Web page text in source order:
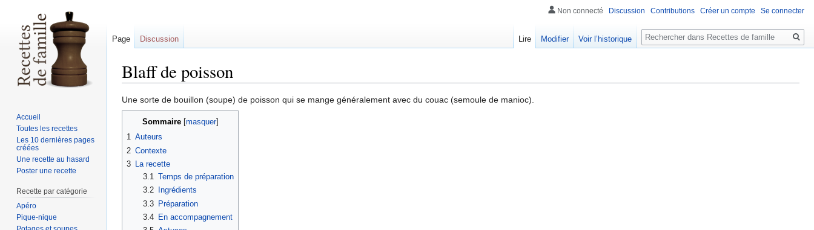
Blaff de poisson
Sauter
à
navigation
Sauter
à
recherche
Une sorte de bouillon (soupe) de poisson qui se mange généralement avec du couac (semoule de manioc).
Sommaire
1 Auteurs
2 Contexte
3 La recette
3.1 Temps de préparation
3.2
Ingrédients
3.3
Préparation
3.4
En accompagnement
Non connecté Discussion Contributions Créer un compte Se connecter
Page Discussion Lire Modifier Voir l’historique
Rechercher
Accueil
Toutes les recettes
Les 10 dernières pages
créées
Une recette au hasard
Poster une recette
Recette par catégorie
Apéro
Pique-nique